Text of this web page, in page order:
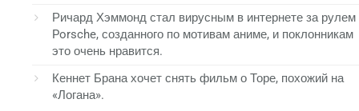
Ричард Хэммонд стал вирусным в интернете за рулем
Porsche, созданного по мотивам аниме, и поклонникам
это очень нравится.
Кеннет Брана хочет снять фильм о Торе, похожий на
«Логана».